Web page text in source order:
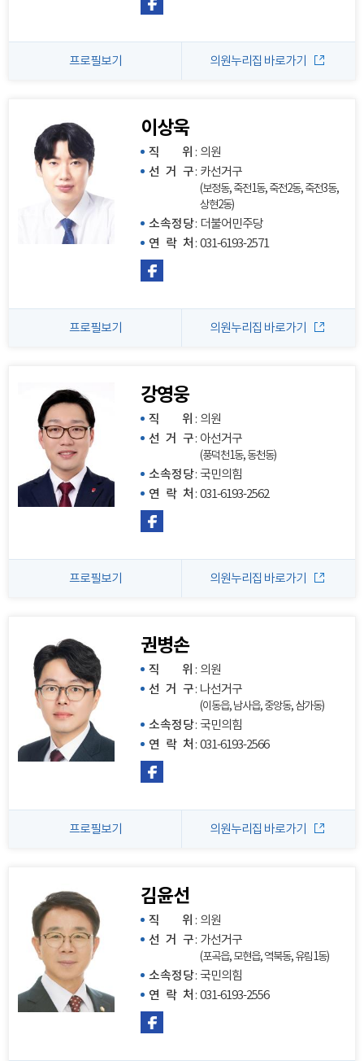
프로필보기 의원누리집 바로가기
이상욱
직 위
: 의원
선 거 구: 카선거구
(보정동, 죽전1동, 죽전2동, 죽전3동,
상현2동)
소속정당: 더불어민주당
연 락 처 : 031-6193-2571
프로필보기 의원누리집 바로가기
강영웅
직 위
: 의원
선 거 구: 아선거구
(풍덕천1동, 동천동)
소속정당: 국민의힘
연 락 처 : 031-6193-2562
프로필보기 의원누리집 바로가기
권병손
직 위
: 의원
선 거 구: 나선거구
(이동읍, 남사읍, 중앙동, 삼가동)
소속정당: 국민의힘
연 락 처 : 031-6193-2566
프로필보기 의원누리집 바로가기
김윤선
직 위
: 의원
선 거 구: 가선거구
(포곡읍, 모현읍, 역북동, 유림1동)
소속정당: 국민의힘
연 락 처 : 031-6193-2556